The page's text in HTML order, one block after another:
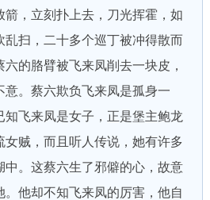
，立刻扑上去，刀光挥霍，如
乱扫，二十多个巡丁被冲得散而
的胳臂被飞来凤削去一块皮，
意。蔡六欺负飞来凤是孤身一
知飞来凤是女子，正是堡主鲍龙
女贼，而且听人传说，她有许多
中。这蔡六生了邪僻的心，故意
他却不知飞来凤的厉害，他自